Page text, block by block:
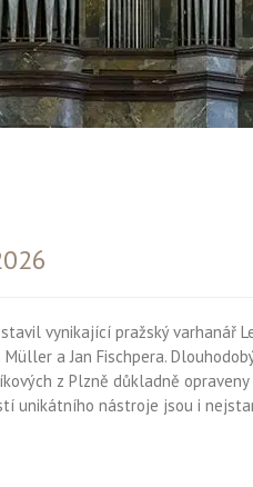
vynikající pražský varhanář
a Jan Fischpera.
z Plzně důkladně
unikátního nástroje jsou i